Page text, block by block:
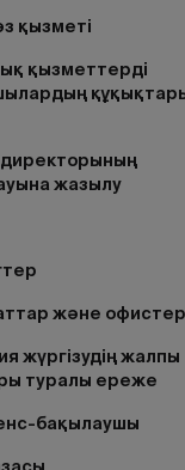
қызметі
қызметтерді
жазылу
және офистер
жүргізудің жалпы
туралы ереже
бақылаушы